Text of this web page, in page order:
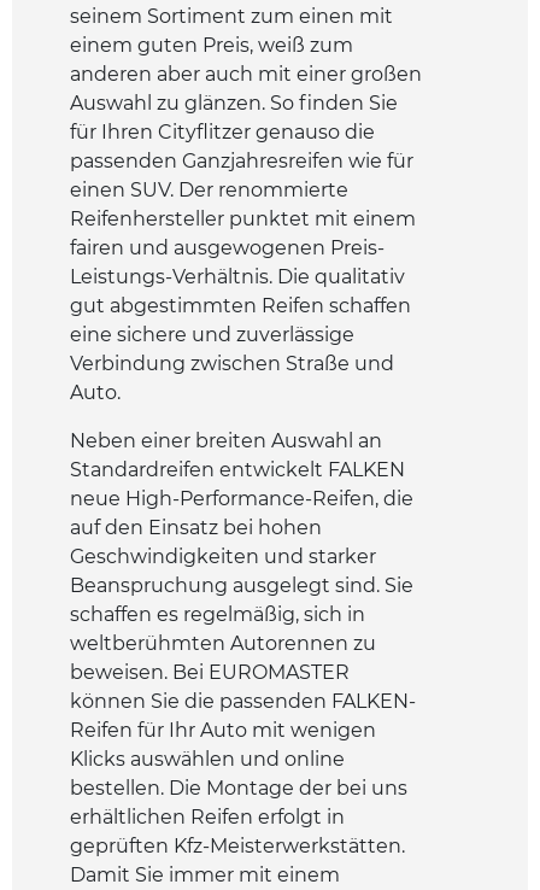
seinem Sortiment zum einen mit
einem guten Preis, weiß zum
anderen aber auch mit einer großen
Auswahl zu glänzen. So finden Sie
für Ihren Cityflitzer genauso die
passenden Ganzjahresreifen wie für
einen SUV. Der renommierte
Reifenhersteller punktet mit einem
fairen und ausgewogenen Preis-
Leistungs-Verhältnis. Die qualitativ
gut abgestimmten Reifen schaffen
eine sichere und zuverlässige
Verbindung zwischen Straße und
Auto.
Neben einer breiten Auswahl an
Standardreifen entwickelt FALKEN
neue High-Performance-Reifen, die
auf den Einsatz bei hohen
Geschwindigkeiten und starker
Beanspruchung ausgelegt sind. Sie
schaffen es regelmäßig, sich in
weltberühmten Autorennen zu
beweisen. Bei EUROMASTER
können Sie die passenden FALKEN-
Reifen für Ihr Auto mit wenigen
Klicks auswählen und online
bestellen. Die Montage der bei uns
erhältlichen Reifen erfolgt in
geprüften Kfz-Meisterwerkstätten.
Damit Sie immer mit einem